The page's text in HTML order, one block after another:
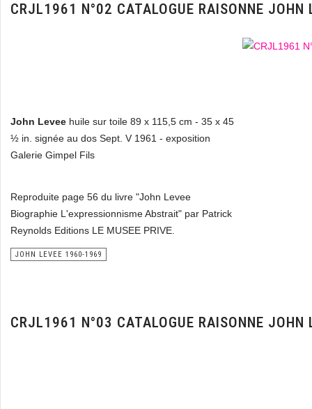
CRJL1961 N°02 CATALOGUE RAISONNE JOHN
John Levee huile sur toile 89 x 115,5 cm - 35 x 45
½ in. signée au dos Sept. V 1961 - exposition
Galerie Gimpel Fils
Reproduite page 56 du livre "John Levee
Biographie L'expressionnisme Abstrait" par Patrick
Reynolds Editions LE MUSEE PRIVE.
JOHN LEVEE 1960-1969
CRJL1961 N°03 CATALOGUE RAISONNE JOHN